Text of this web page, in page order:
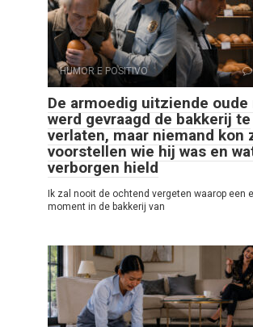
HUMOR E POSITIVO
De armoedig uitziende oude
werd gevraagd de bakkerij te
verlaten, maar niemand kon
voorstellen wie hij was en
verborgen hield
Ik zal nooit de ochtend vergeten waarop een
moment in de bakkerij van